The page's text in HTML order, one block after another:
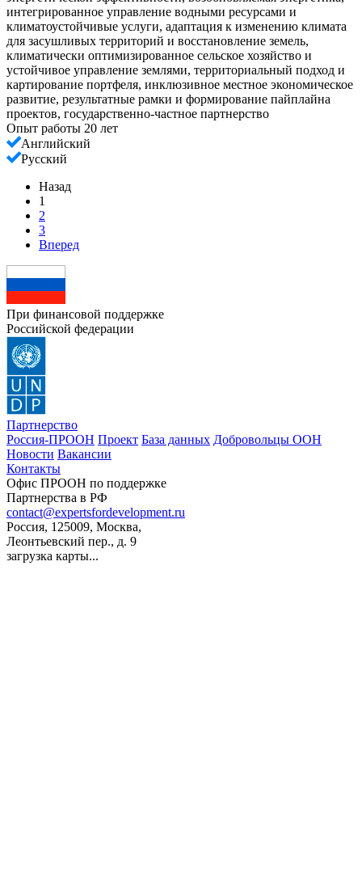
интегрированное управление водными ресурсами и
климатоустойчивые услуги, адаптация к изменению климата
для засушливых территорий и восстановление земель,
климатически оптимизированное сельское хозяйство и
устойчивое управление землями, территориальный подход и
картирование портфеля, инклюзивное местное экономическое
развитие, результатные рамки и формирование пайплайна
проектов, государственно-частное партнерство
Опыт работы 20 лет
Английский
Русский
Назад
1
2
3
Вперед
При финансовой поддержке
Российской федерации
Партнерство
Россия-ПРООН Проект База данных Добровольцы ООН
Новости Вакансии
Контакты
Офис ПРООН по поддержке
Партнерства в РФ
contact@expertsfordevelopment.ru
Россия, 125009, Москва,
Леонтьевский пер., д. 9
загрузка карты...